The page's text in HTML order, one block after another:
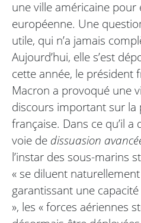
une ville américaine pour
européenne. Une
utile, qui n’a jamais
Aujourd’hui, elle s’est
cette année, le président
Macron a provoqué une
discours important sur la
française. Dans ce qu’il
voie de dissuasion
l’instar des sous-marins
« se diluent
garantissant une
», les « forces aériennes